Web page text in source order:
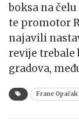
boksa na
te promotor
najavili
revije trebale
gradova,
Frane Opačak